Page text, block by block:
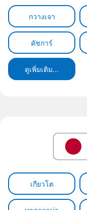
กวางเจา
คัชการ์
ดูเพิ่มเติม...
เกียวโต